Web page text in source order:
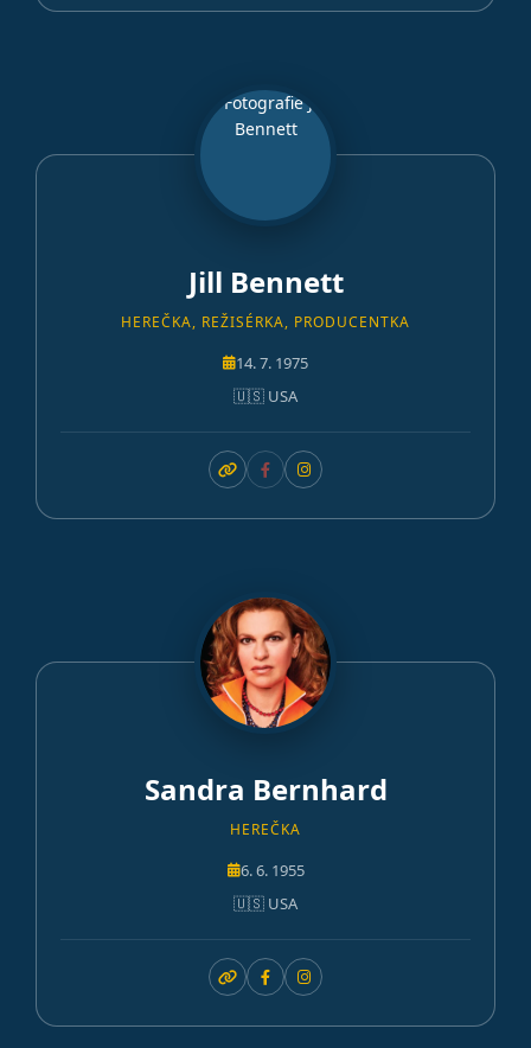
Jill Bennett
HEREČKA, REŽISÉRKA, PRODUCENTKA
14. 7. 1975
🇺🇸 USA
Sandra Bernhard
HEREČKA
6. 6. 1955
🇺🇸 USA